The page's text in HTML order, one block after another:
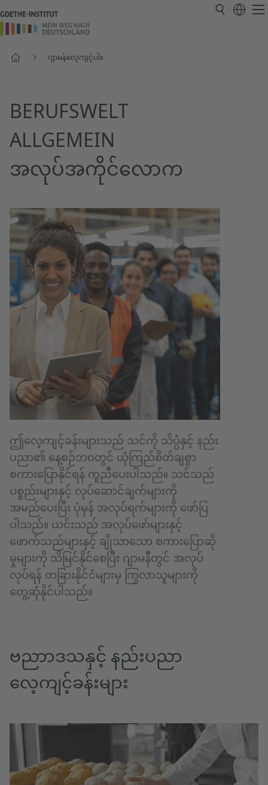
ပင်မစာမျက်နှာဂျာမန်လေ့ကျင့်ပါ။
BERUFSWELT
ALLGEMEIN
အလုပ်အကိုင်လောက
ဤလေ့ကျင့်ခန်းများသည် သင်ကို သိပ္ပံနှင့် နည်း
ပညာ၏ နေ့စဉ်ဘဝတွင် ယုံကြည်စိတ်ချစွာ
စကားပြောနိုင်ရန် ကူညီပေးပါသည်။ သင်သည်
ပစ္စည်းများနှင့် လုပ်ဆောင်ချက်များကို
အမည်ပေးပြီး ပုံမှန် အလုပ်ရက်များကို ဖော်ပြ
ပါသည်။ ယင်းသည် အလုပ်ဖော်များနှင့်
ဖောက်သည်များနှင့် ချိုသာသော စကားပြောဆို
မှုများကို သိမြင်နိုင်စေပြီး ဂျာမနီတွင် အလုပ်
လုပ်ရန် တခြားနိုင်ငံများမှ ကြွလာသူများကို
တွေ့ဆုံနိုင်ပါသည်။
ဗညာာဒသနှင့် နည်းပညာ
လေ့ကျင့်ခန်းများ